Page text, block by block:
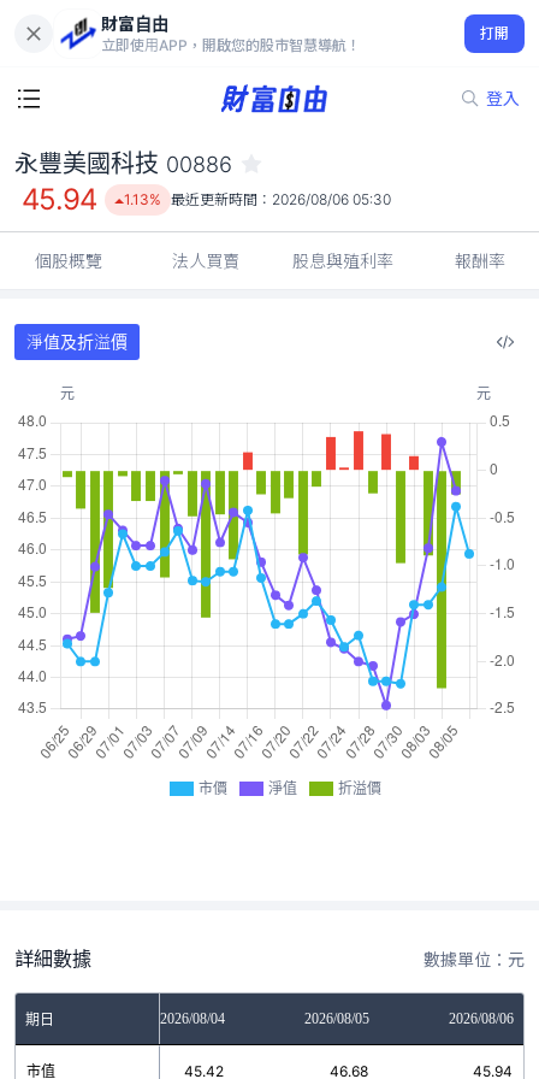
財富自由
立即使用APP，開啟您的股市智慧導航！
打開
登入
45.94
1.13%
永豐美國科技 00886
45.94 1.13% 最近更新時間： 2026/08/06 05:30
個股概覽 法人買賣 股息與殖利率 報酬率
淨值及折溢價
市價 淨值 折溢價
詳細數據 數據單位：元
期日
2026/08/03 2026/08/04 2026/08/05 2026/08/06
市值45.14 45.42 46.68 45.94